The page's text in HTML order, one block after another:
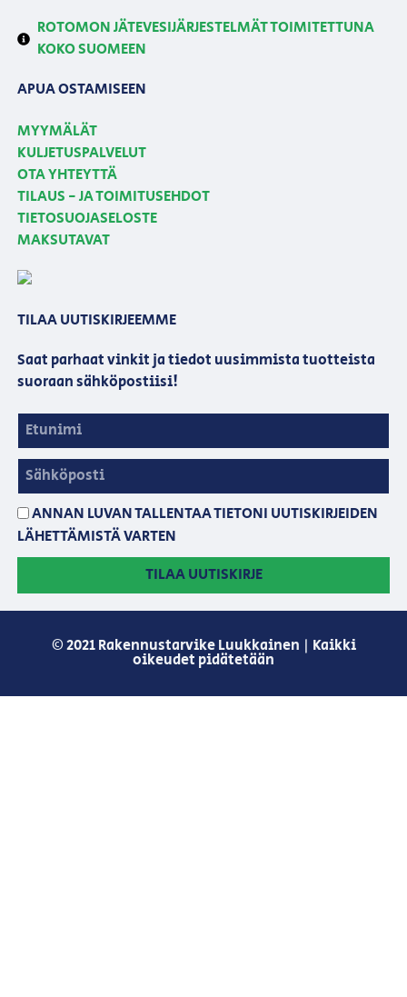
ROTOMON JÄTEVESIJÄRJESTELMÄT TOIMITETTUNA
KOKO SUOMEEN
APUA OSTAMISEEN
MYYMÄLÄT
KULJETUSPALVELUT
OTA YHTEYTTÄ
TILAUS - JA TOIMITUSEHDOT
TIETOSUOJASELOSTE
MAKSUTAVAT
TILAA UUTISKIRJEEMME
Saat parhaat vinkit ja tiedot uusimmista tuotteista
suoraan sähköpostiisi!
ANNAN LUVAN TALLENTAA TIETONI UUTISKIRJEIDEN
LÄHETTÄMISTÄ VARTEN
TILAA UUTISKIRJE
© 2021 Rakennustarvike Luukkainen | Kaikki
oikeudet pidätetään